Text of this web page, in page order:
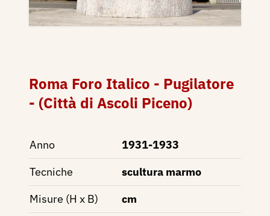
Roma Foro Italico - Pugilatore
- (Città di Ascoli Piceno)
Anno
1931-1933
Tecniche
scultura marmo
Misure (H x B)
cm